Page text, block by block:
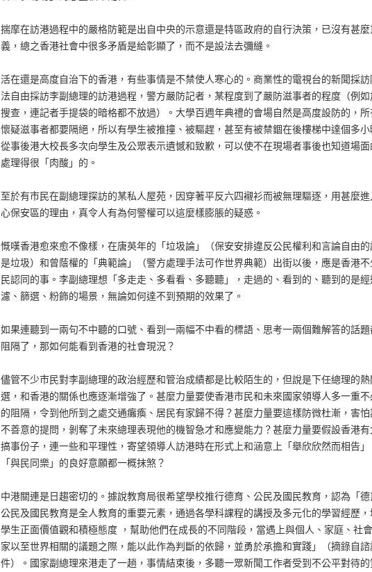
揣摩在訪港過程中的嚴格防範是出自中央的示意還是特區政府的自行決策，已沒有甚麼
義，總之香港社會中很多矛盾是給彰顯了，而不是設法去彌縫。
活在還是高度自治下的香港，有些事情是不禁使人寒心的。商業性的電視台的新聞採
法自由採訪李副總理的訪港過程，警方嚴防記者，某程度到了嚴防滋事者的程度（例如
搜查，連記者手提袋的暗格都不放過）。大學百週年典禮的會場自然是高度設防的，
懷疑滋事者都要隔絕，所以有學生被推撞、被驅趕，甚至有被禁錮在後樓梯中達個多小
從事後港大校長多次向學生及公眾表示遺憾和致歉，可以使不在現場者事後也知道場面
處理得很「肉酸」的。
至於有市民在副總理探訪的某私人屋苑，因穿著平反六四襯衫而被無理驅逐，用甚麼
心保安區的理由，真令人有為何警權可以這麼樣膨脹的疑惑。
慨嘆香港愈來愈不像樣，在唐英年的「垃圾論」（保安安排違反公民權利和言論自由
是垃圾）和曾蔭權的「典範論」（警方處理手法可作世界典範）出街以後，應是香港
民認同的事。李副總理想「多走走、多看看、多聽聽」，走過的、看到的、聽到的是經
濾、篩選、粉飾的場景，無論如何達不到預期的效果了。
如果連聽到一兩句不中聽的口號、看到一兩幅不中看的標語、思考一兩個難解答的話
阻隔了，那如何能看到香港的社會現況？
儘管不少市民對李副總理的政治經歷和管治成績都是比較陌生的，但說是下任總理的熱
選，和香港的關係也應逐漸增強了。甚麼力量要使香港市民和未來國家領導人多一重
的阻隔，令到他所到之處交通癱瘓、居民有家歸不得？甚麼力量要這樣防微杜漸，害
不善意的提問，剝奪了未來總理表現他的機智急才和應變能力？甚麼力量要假設香港有
搞事份子，連一些和平理性，寄望領導人訪港時在形式上和涵意上「舉欣欣然而相告」
「與民同樂」的良好意願都一概抹煞？
中港關連是日趨密切的。據說教育局很希望學校推行德育、公民及國民教育，認為「德
公民及國民教育是全人教育的重要元素，通過各學科課程的講授及多元化的學習經歷
學生正面價值觀和積極態度 ，幫助他們在成長的不同階段，當遇上與個人、家庭、社
家以至世界相關的議題之際，能以此作為判斷的依歸，並勇於承擔和實踐」（摘錄自
件）。國家副總理來港走了一趟，事情結束後，多聽一眾新聞工作者受到不公平對待